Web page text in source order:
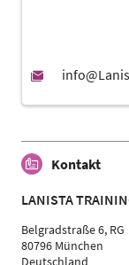
Kontakt
LANISTA
Belgradstraße 6, RG
80796 München
Deutschland